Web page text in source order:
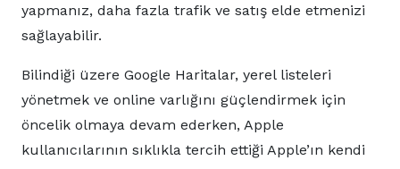
yapmanız, daha fazla trafik ve satış elde etmenizi
sağlayabilir.
Bilindiği üzere Google Haritalar, yerel listeleri
yönetmek ve online varlığını güçlendirmek için
öncelik olmaya devam ederken, Apple
kullanıcılarının sıklıkla tercih ettiği Apple’ın kendi